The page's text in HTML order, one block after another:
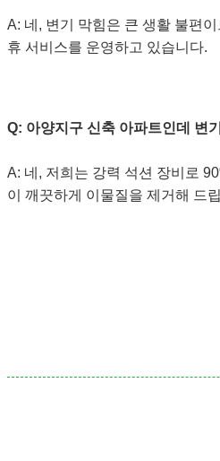
A: 네, 변기 막힘은 큰 생활 불편
휴 서비스를 운영하고 있습니다.
Q: 아양지구 신축 아파트인데 변
A: 네, 저희는 강력 석션 장비로
이 깨끗하게 이물질을 제거해 드